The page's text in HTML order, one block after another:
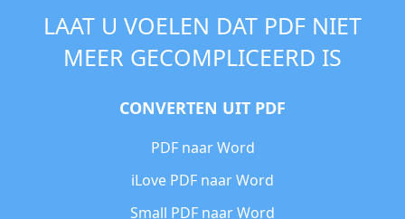
LAAT U VOELEN DAT PDF NIET
MEER GECOMPLICEERD IS
CONVERTEN UIT PDF
PDF naar Word
iLove PDF naar Word
Small PDF naar Word